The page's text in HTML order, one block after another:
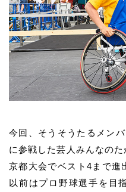
今回、そうそうたるメン
に参戦した芸人みんなの
京都大会でベスト4まで進
以前はプロ野球選手を目